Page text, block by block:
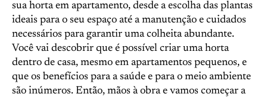
sua horta em apartamento, desde a escolha das plantas
ideais para o seu espaço até a manutenção e cuidados
necessários para garantir uma colheita abundante.
Você vai descobrir que é possível criar uma horta
dentro de casa, mesmo em apartamentos pequenos, e
que os benefícios para a saúde e para o meio ambiente
são inúmeros. Então, mãos à obra e vamos começar a